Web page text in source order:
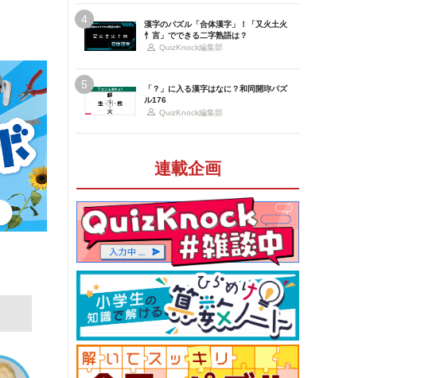
4
漢字のパズル「合体漢字」！「又火土火
忄言」でできる二字熟語は？
QuizKnock編集部
5
「？」に入る漢字はなに？和同開珎パズ
ル176
QuizKnock編集部
連載企画